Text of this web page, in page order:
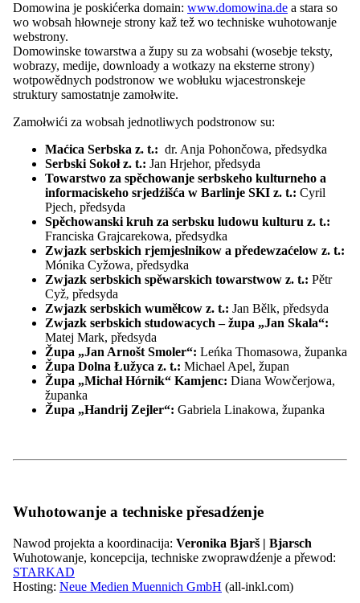
Naše nadawki
Přehlad: Naše nadawki
Wěda a kubłanje
Projekty
Přehlad: Projekty
Sotra.app
EUROPEADA
Mjezynarodny folklorny festiwal ŁUŽICA -
ŁUŽYCA - LAUSITZ
Počesćenja
Přehlad: Počesćenja
Myto Domowiny
Myto za hospodarstwo
Serbski dudak
Wo Serbach
Přehlad: Wo Serbach
Stawizny
Serbska rěč
Imaterielne kulturne herbstwo
Prawniske zakłady
Serbske lipowe łopješko
Naprašowanje Łužiski monitor
Informacije a materialije
Přehlad: Informacije a materialije
Adresy a resursy
Přełožowanje
Dokumenty a medije
Přehlad: Nowinarstwo
kontrast
pismo
Lochka rěč
Domowina je poskićerka domain: www.domowina.de a stara so
wo wobsah hłowneje strony kaž tež wo techniske wuhotowanje
webstrony.
Domowinske towarstwa a župy su za wobsahi (wosebje teksty,
wobrazy, medije, downloady a wotkazy na eksterne strony)
wotpowědnych podstronow we wobłuku wjacestronskeje
struktury samostatnje zamołwite.
Zamołwići za wobsah jednotliwych podstronow su:
Maćica Serbska z. t.: dr. Anja Pohončowa, předsydka
Serbski Sokoł z. t.: Jan Hrjehor, předsyda
Towarstwo za spěchowanje serbskeho kulturneho a
informaciskeho srjedźišća w Barlinje SKI z. t.: Cyril
Pjech, předsyda
Spěchowanski kruh za serbsku ludowu kulturu z. t.:
Franciska Grajcarekowa, předsydka
Zwjazk serbskich rjemjeslnikow a předewzaćelow z. t.:
Mónika Cyžowa, předsydka
Zwjazk serbskich spěwarskich towarstwow z. t.: Pětr
Cyž, předsyda
Zwjazk serbskich wuměłcow z. t.: Jan Bělk, předsyda
Zwjazk serbskich studowacych – župa „Jan Skala“:
Matej Mark, předsyda
Župa „Jan Arnošt Smoler“: Leńka Thomasowa, županka
Župa Dolna Łužyca z. t.: Michael Apel, župan
Župa „Michał Hórnik“ Kamjenc: Diana Wowčerjowa,
županka
Župa „Handrij Zejler“: Gabriela Linakowa, županka
Wuhotowanje a techniske přesadźenje
Nawod projekta a koordinacija: Veronika Bjarš | Bjarsch
Wuhotowanje, koncepcija, techniske zwoprawdźenje a přewod:
STARKAD
Hosting: Neue Medien Muennich GmbH (all-inkl.com)